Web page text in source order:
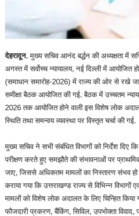
देहरादून.मुख्य सचिव आनंद बर्द्धन की अध्यक्षता में
अगस्त में सर्वोच्च न्यायालय, नई दिल्ली में आयोजित
(समाधान समारोह-2026) में राज्य की ओर से रखे
समीक्षा बैठक आयोजित की गई. बैठक में उच्चतम
2026 तक आयोजित होने वाली इस विशेष लोक
स्थिति तथा समन्वय व्यवस्था पर विस्तृत चर्चा की गई.
मुख्य सचिव ने सभी संबंधित विभागों को निर्देश दिए
परीक्षण करते हुए समझौते की संभावनाओं पर
जाए, जिससे अधिकतम मामलों का निस्तारण संभव
कराया गया कि उत्तराखण्ड राज्य से विभिन्न
मामलों को विशेष लोक अदालत के लिए चिन्हित किया
फौजदारी प्रकरण, बैंकिंग, सिविल, उपभोक्ता विवाद,